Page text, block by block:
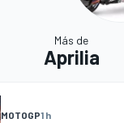
Más de
Aprilia
MOTOGP1 h